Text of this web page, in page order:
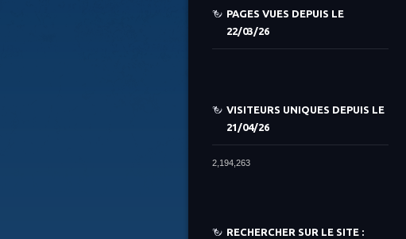
PAGES VUES DEPUIS LE
22/03/26
VISITEURS UNIQUES DEPUIS LE
21/04/26
2,194,263
RECHERCHER SUR LE SITE :